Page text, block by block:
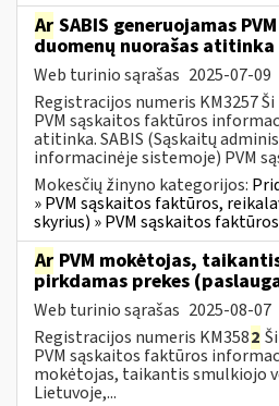
Ar SABIS generuojamas
duomenų nuorašas
Web turinio sąrašas 2025-07-09
Registracijos numeris KM3257
PVM sąskaitos faktūros
atitinka. SABIS (Sąskaitų
informacinėje sistemoje) PVM
Mokesčių žinyno kategorijos:
» PVM sąskaitos faktūros,
skyrius) » PVM sąskaitos
Ar PVM mokėtojas,
pirkdamas prekes
Web turinio sąrašas 2025-08-07
Registracijos numeris KM3582
PVM sąskaitos faktūros
mokėtojas, taikantis smulkiojo
Lietuvoje,...